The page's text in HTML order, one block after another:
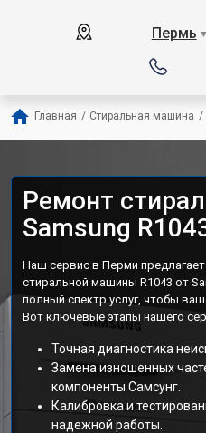
Пермь ▼
Главная / Стиральная машина /
Ремонт
Samsung
Наш сервис в Перми
стиральной машины R1043 от
полный спектр услуг, чтобы
Вот ключевые этапы нашего
Точная диагностика
Замена изношенных
компоненты Самсунг.
Калибровка и
надежной работы.